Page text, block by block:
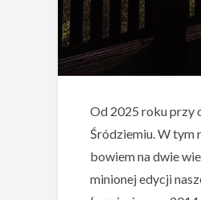
Od 2025 roku przy
Śródziemiu. W tym
bowiem na dwie
minionej edycji